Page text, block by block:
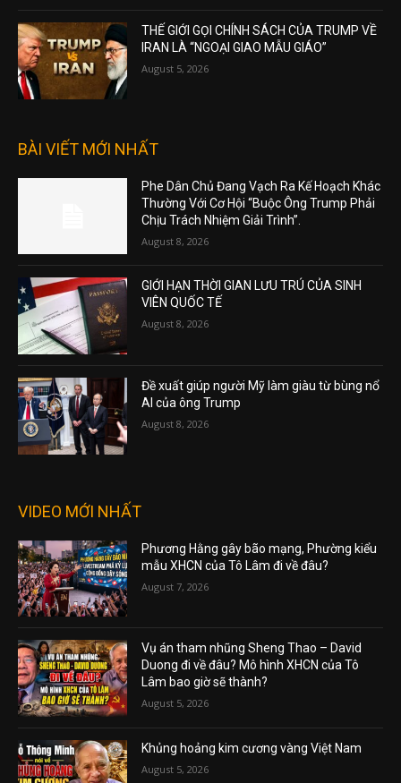
THẾ GIỚI GỌI CHÍNH SÁCH CỦA TRUMP VỀ
IRAN LÀ “NGOẠI GIAO MẪU GIÁO”
August 5, 2026
BÀI VIẾT MỚI NHẤT
Phe Dân Chủ Đang Vạch Ra Kế Hoạch Khác
Thường Với Cơ Hội “Buộc Ông Trump Phải
Chịu Trách Nhiệm Giải Trình”.
August 8, 2026
GIỚI HẠN THỜI GIAN LƯU TRÚ CỦA SINH
VIÊN QUỐC TẾ
August 8, 2026
Đề xuất giúp người Mỹ làm giàu từ bùng nổ
AI của ông Trump
August 8, 2026
VIDEO MỚI NHẤT
Phương Hằng gây bão mạng, Phường kiểu
mẫu XHCN của Tô Lâm đi về đâu?
August 7, 2026
Vụ án tham nhũng Sheng Thao – David
Duong đi về đâu? Mô hình XHCN của Tô
Lâm bao giờ sẽ thành?
August 5, 2026
Khủng hoảng kim cương vàng Việt Nam
August 5, 2026